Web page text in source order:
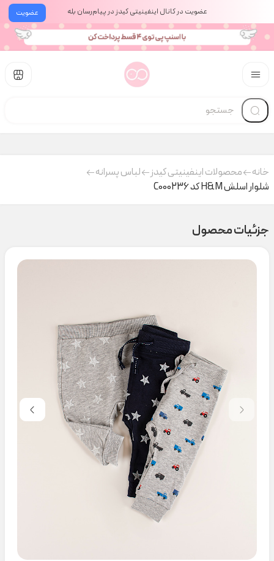
عضویت عضویت در کانال اینفینیتی کیدز در پیام‌رسان بله
خانه محصولات اینفینیتی کیدز
لباس پسرانه
شلوار اسلش H&M کد C000236
جزئیات محصول